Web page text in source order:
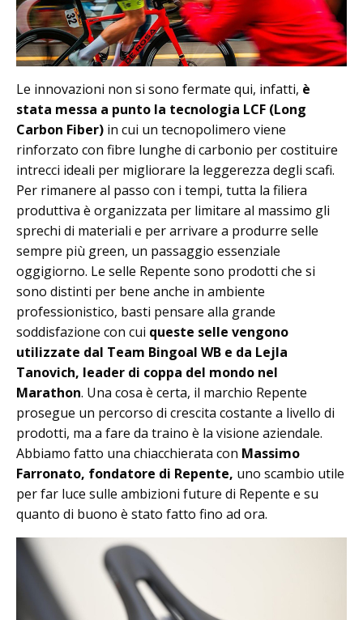
Le innovazioni non si sono fermate qui, infatti, è
stata messa a punto la tecnologia LCF (Long
Carbon Fiber) in cui un tecnopolimero viene
rinforzato con fibre lunghe di carbonio per costituire
intrecci ideali per migliorare la leggerezza degli scafi.
Per rimanere al passo con i tempi, tutta la filiera
produttiva è organizzata per limitare al massimo gli
sprechi di materiali e per arrivare a produrre selle
sempre più green, un passaggio essenziale
oggigiorno. Le selle Repente sono prodotti che si
sono distinti per bene anche in ambiente
professionistico, basti pensare alla grande
soddisfazione con cui queste selle vengono
utilizzate dal Team Bingoal WB e da Lejla
Tanovich, leader di coppa del mondo nel
Marathon. Una cosa è certa, il marchio Repente
prosegue un percorso di crescita costante a livello di
prodotti, ma a fare da traino è la visione aziendale.
Abbiamo fatto una chiacchierata con Massimo
Farronato, fondatore di Repente, uno scambio utile
per far luce sulle ambizioni future di Repente e su
quanto di buono è stato fatto fino ad ora.